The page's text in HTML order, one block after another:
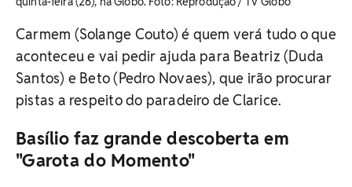
Carmem (Solange Couto) é quem verá tudo o que
aconteceu e vai pedir ajuda para Beatriz (Duda
Santos) e Beto (Pedro Novaes), que irão procurar
pistas a respeito do paradeiro de Clarice.
Basílio faz grande descoberta em
"Garota do Momento"